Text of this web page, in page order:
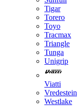
Tigar
Torero
Toyo
Tracmax
Triangle
Tunga
Unigrip
Viatti
Vredestein
Westlake